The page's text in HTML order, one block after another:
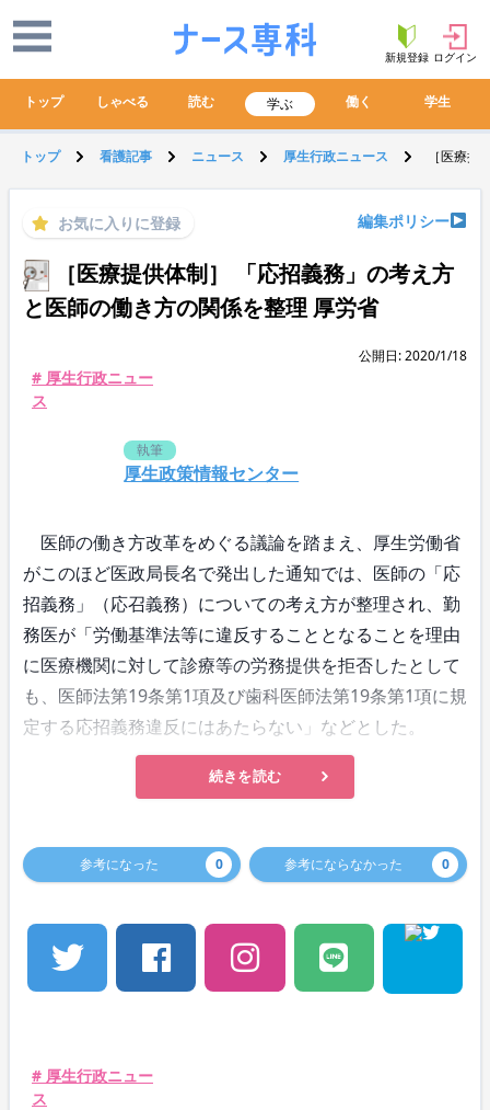
新規登録 ログイン
トップ しゃべる 読む 学ぶ 働く 学生
トップ 看護記事 ニュース 厚生行政ニュース ［医療
お気に入りに登録 編集ポリシー
［医療提供体制］ 「応招義務」の考え方
と医師の働き方の関係を整理 厚労省
公開日: 2020/1/18
# 厚生行政ニュー
ス
執筆
厚生政策情報センター
医師の働き方改革をめぐる議論を踏まえ、厚生労働省
がこのほど医政局長名で発出した通知では、医師の「応
招義務」（応召義務）についての考え方が整理され、勤
務医が「労働基準法等に違反することとなることを理由
に医療機関に対して診療等の労務提供を拒否したとして
も、医師法第19条第1項及び歯科医師法第19条第1項に規
定する応招義務違反にはあたらない」などとした。
続きを読む
参考になった 0 参考にならなかった 0
# 厚生行政ニュー
ス